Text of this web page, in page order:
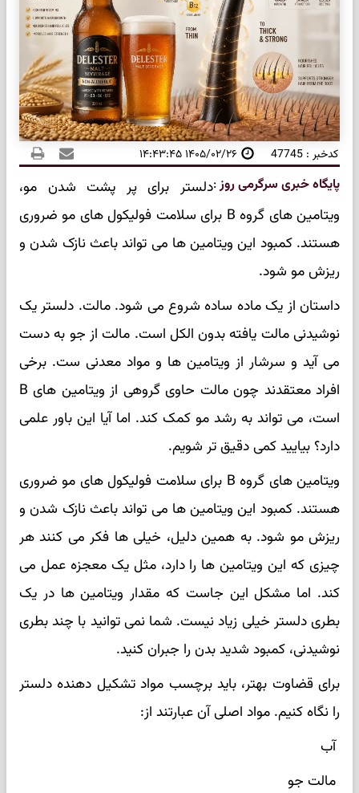
کدخبر : 47745 ۱۴۰۵/۰۲/۲۶ ۱۴:۴۳:۴۵
پایگاه خبری سرگرمی روز:دلستر برای پر پشت شدن مو،
ویتامین های گروه B برای سلامت فولیکول های مو ضروری
هستند. کمبود این ویتامین ها می تواند باعث نازک شدن و
ریزش مو شود.
داستان از یک ماده ساده شروع می شود. مالت. دلستر یک
نوشیدنی مالت یافته بدون الکل است. مالت از جو به دست
می آید و سرشار از ویتامین ها و مواد معدنی ست. برخی
افراد معتقدند چون مالت حاوی گروهی از ویتامین های B
است، می تواند به رشد مو کمک کند. اما آیا این باور علمی
دارد؟ بیایید کمی دقیق تر شویم.
ویتامین های گروه B برای سلامت فولیکول های مو ضروری
هستند. کمبود این ویتامین ها می تواند باعث نازک شدن و
ریزش مو شود. به همین دلیل، خیلی ها فکر می کنند هر
چیزی که این ویتامین ها را دارد، مثل یک معجزه عمل می
کند. اما مشکل این جاست که مقدار ویتامین ها در یک
بطری دلستر خیلی زیاد نیست. شما نمی توانید با چند بطری
نوشیدنی، کمبود شدید بدن را جبران کنید.
برای قضاوت بهتر، باید برچسب مواد تشکیل دهنده دلستر
را نگاه کنیم. مواد اصلی آن عبارتند از:
آب
مالت جو